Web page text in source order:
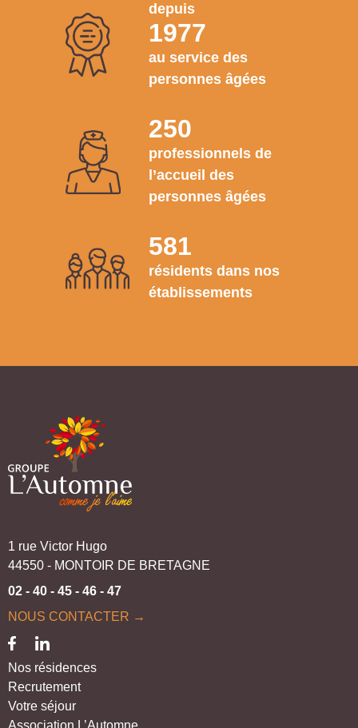
depuis
1977
au service des
personnes âgées
250
professionnels de
l’accueil des
personnes âgées
581
résidents dans nos
établissements
1 rue Victor Hugo
44550 - MONTOIR DE BRETAGNE
02 - 40 - 45 - 46 - 47
NOUS CONTACTER →
Nos résidences
Recrutement
Votre séjour